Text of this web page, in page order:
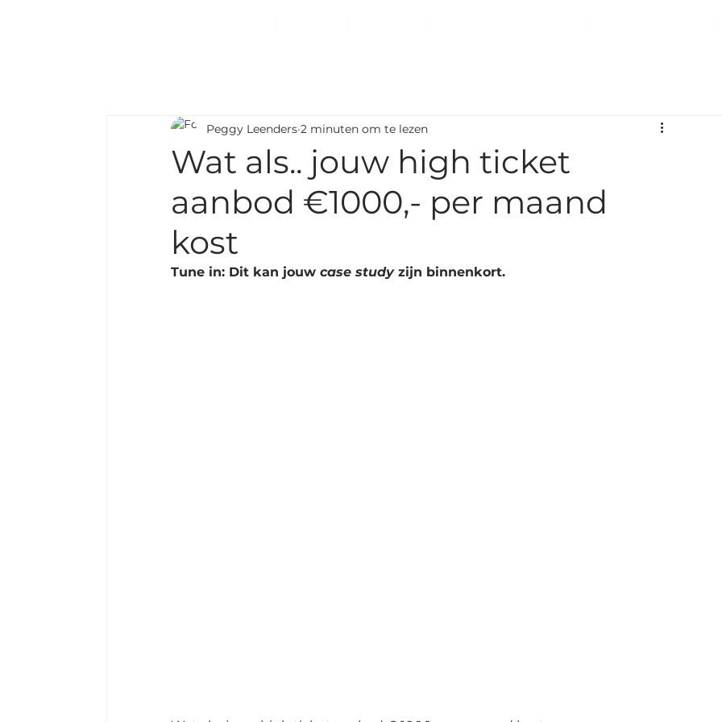
Wat als.. jouw high ticket
aanbod €1000,- per maand
kost
Peggy Leenders 2 minuten om te lezen
Tune in: Dit kan jouw case study zijn binnenkort.